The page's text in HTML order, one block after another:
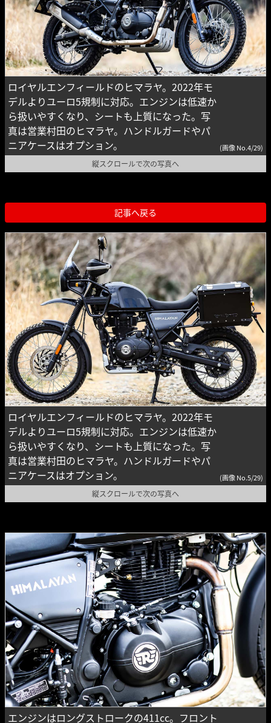
ロイヤルエンフィールドのヒマラヤ。2022年モ
デルよりユーロ5規制に対応。エンジンは低速か
ら扱いやすくなり、シートも上質になった。写
真は営業村田のヒマラヤ。ハンドルガードやパ
ニアケースはオプション。
(画像 No.4/29)
縦スクロールで次の写真へ
記事へ戻る
ロイヤルエンフィールドのヒマラヤ。2022年モ
デルよりユーロ5規制に対応。エンジンは低速か
ら扱いやすくなり、シートも上質になった。写
真は営業村田のヒマラヤ。ハンドルガードやパ
ニアケースはオプション。
(画像 No.5/29)
縦スクロールで次の写真へ
エンジンはロングストロークの411cc。フロント